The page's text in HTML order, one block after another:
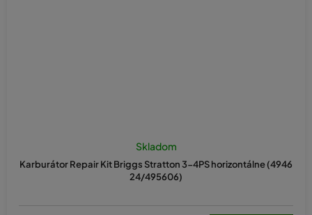
Karburátor Repair Kit Briggs Stratton 3-4PS horizontálne (4946
24/495606)
Skladom